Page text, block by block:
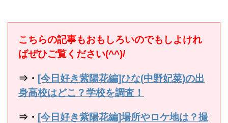
こちらの記事もおもしろいのでもしよけれ
ばぜひご覧ください(^^)/
⇒・ [今日好き紫陽花編]ひな(中野妃菜)の出
身高校はどこ？学校を調査！
⇒・ [今日好き紫陽花編]場所やロケ地は？撮